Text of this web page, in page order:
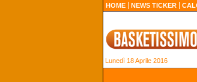
HOME NEWS TICKER
Lunedì 18 Aprile 2016